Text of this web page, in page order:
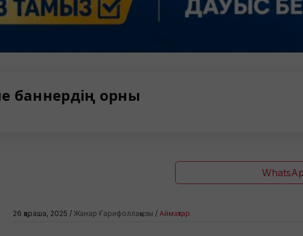
баннердің орны
26 қараша, 2025 / Жанар Ғарифоллақызы / Аймақтар